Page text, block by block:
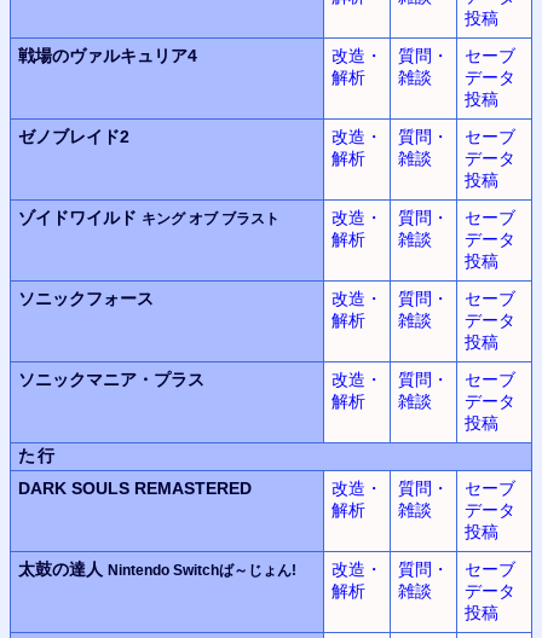
投稿
戦場のヴァルキュリア4
改造・
解析
質問・
雑談
セーブ
データ
投稿
ゼノブレイド2
改造・
解析
質問・
雑談
セーブ
データ
投稿
ゾイドワイルド キング オブ ブラスト
改造・
解析
質問・
雑談
セーブ
データ
投稿
ソニックフォース
改造・
解析
質問・
雑談
セーブ
データ
投稿
ソニックマニア・プラス
改造・
解析
質問・
雑談
セーブ
データ
投稿
た行
DARK SOULS REMASTERED
改造・
解析
質問・
雑談
セーブ
データ
投稿
太鼓の達人 Nintendo Switchば～じょん!
改造・
解析
質問・
雑談
セーブ
データ
投稿